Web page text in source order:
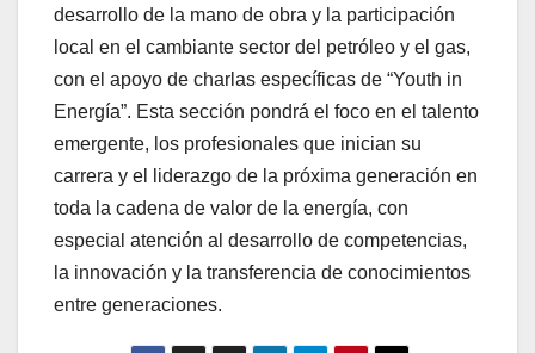
desarrollo de la mano de obra y la participación
local en el cambiante sector del petróleo y el gas,
con el apoyo de charlas específicas de “Youth in
Energía”. Esta sección pondrá el foco en el talento
emergente, los profesionales que inician su
carrera y el liderazgo de la próxima generación en
toda la cadena de valor de la energía, con
especial atención al desarrollo de competencias,
la innovación y la transferencia de conocimientos
entre generaciones.